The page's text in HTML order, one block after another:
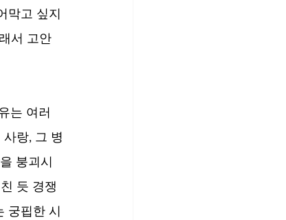
막고 싶지
서 고안
는 여러
랑, 그 병
붕괴시
듯 경쟁
궁핍한 시